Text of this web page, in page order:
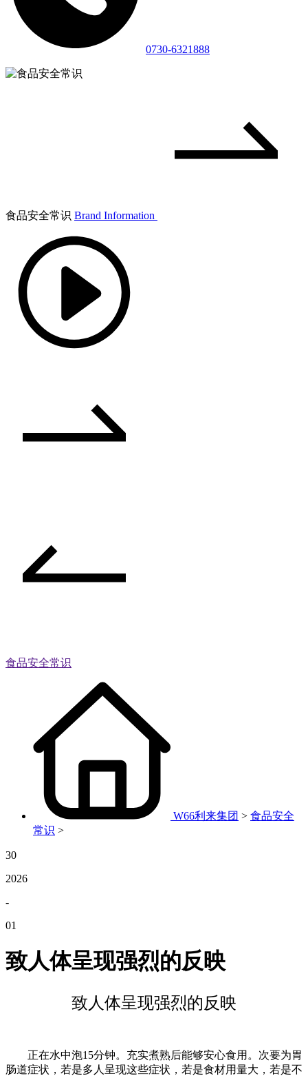
0730-6321888
食品安全常识 Brand Information
食品安全常识
W66利来集团 > 食品安全
常识 >
30
2026
-
01
致人体呈现强烈的反映
致人体呈现强烈的反映
正在水中泡15分钟。充实煮熟后能够安心食用。次要为胃
肠道症状，若是多人呈现这些症状，若是食材用量大，若是不